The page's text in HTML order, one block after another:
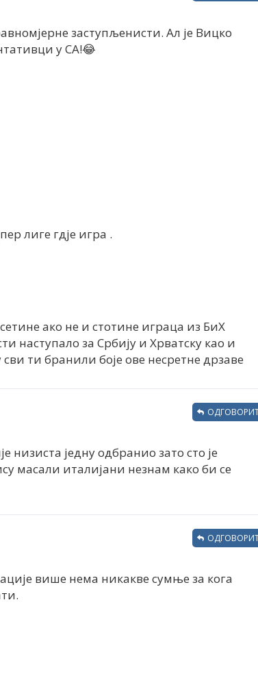
заступљенисти. Ал је Вицко
у СА!😂
лиге гдје игра .
ако не и стотине играца из БиХ
наступало за Србију и Хрватску као и
ти бранили боје ове несретне дрзаве
низиста једну одбранио зато сто је
масали италијани незнам како би се
више нема никакве сумње за кога